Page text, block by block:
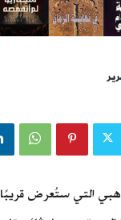
التي ستُعرض قريبًا